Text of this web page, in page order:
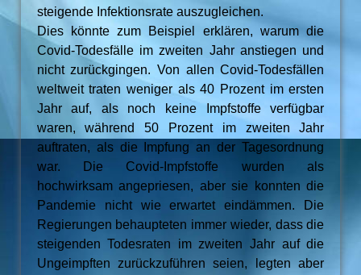
steigende Infektionsrate auszugleichen.
Dies könnte zum Beispiel erklären, warum die
Covid-Todesfälle im zweiten Jahr anstiegen und
nicht zurückgingen. Von allen Covid-Todesfällen
weltweit traten weniger als 40 Prozent im ersten
Jahr auf, als noch keine Impfstoffe verfügbar
waren, während 50 Prozent im zweiten Jahr
auftraten, als die Impfung an der Tagesordnung
war. Die Covid-Impfstoffe wurden als
hochwirksam angepriesen, aber sie konnten die
Pandemie nicht wie erwartet eindämmen. Die
Regierungen behaupteten immer wieder, dass die
steigenden Todesraten im zweiten Jahr auf die
Ungeimpften zurückzuführen seien, legten aber